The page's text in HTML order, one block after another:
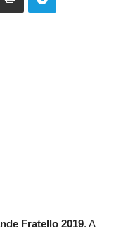
Fratello 2019. A